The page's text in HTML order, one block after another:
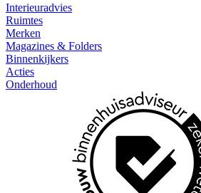
Interieuradvies
Ruimtes
Merken
Magazines & Folders
Binnenkijkers
Acties
Onderhoud